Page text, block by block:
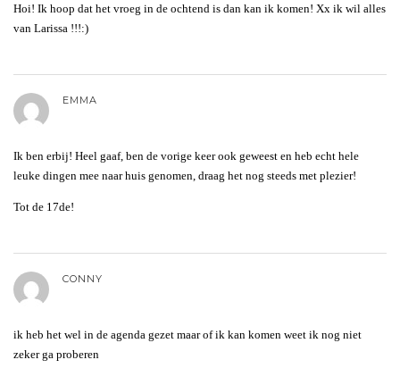
Hoi! Ik hoop dat het vroeg in de ochtend is dan kan ik komen! Xx ik wil alles
van Larissa !!!:)
EMMA
Ik ben erbij! Heel gaaf, ben de vorige keer ook geweest en heb echt hele
leuke dingen mee naar huis genomen, draag het nog steeds met plezier!
Tot de 17de!
CONNY
ik heb het wel in de agenda gezet maar of ik kan komen weet ik nog niet
zeker ga proberen